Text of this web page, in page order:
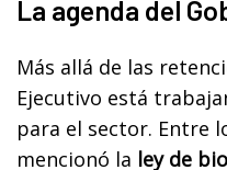
La agenda del
Más allá de las
Ejecutivo está
para el sector. Entre
mencionó la ley de